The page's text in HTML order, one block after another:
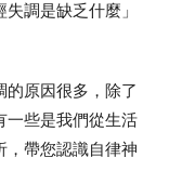
失調是缺乏什麼 」
的原因很多，除了
一些是我們從生活
，帶您認識自律神